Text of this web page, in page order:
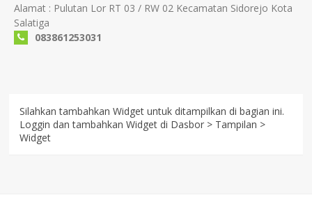
Alamat : Pulutan Lor RT 03 / RW 02 Kecamatan Sidorejo Kota
Salatiga
083861253031
Silahkan tambahkan Widget untuk ditampilkan di bagian ini.
Loggin dan tambahkan Widget di Dasbor > Tampilan >
Widget